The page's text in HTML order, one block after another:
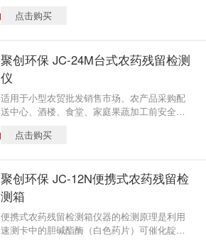
点击购买
聚创环保 JC-24M台式农药残留检测
仪
适用于小型农贸批发销售市场、农产品采购配
送中心、酒楼、食堂、家庭果蔬加工前安全检
点击购买
聚创环保 JC-12N便携式农药残留检
测箱
便携式农药残留检测箱仪器的检测原理是利用
速测卡中的胆碱酯酶（白色药片）可催化靛酚